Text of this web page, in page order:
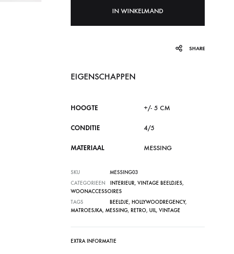
IN WINKELMAND
SHARE
EIGENSCHAPPEN
HOOGTE +/- 5 CM
CONDITIE 4/5
MATERIAAL MESSING
SKU
MESSING03
CATEGORIEEN
INTERIEUR, VINTAGE BEELDJES,
WOONACCESSOIRES
TAGS
BEELDJE, HOLLYWOODREGENCY,
MATROESJKA, MESSING, RETRO, UIL, VINTAGE
EXTRA INFORMATIE